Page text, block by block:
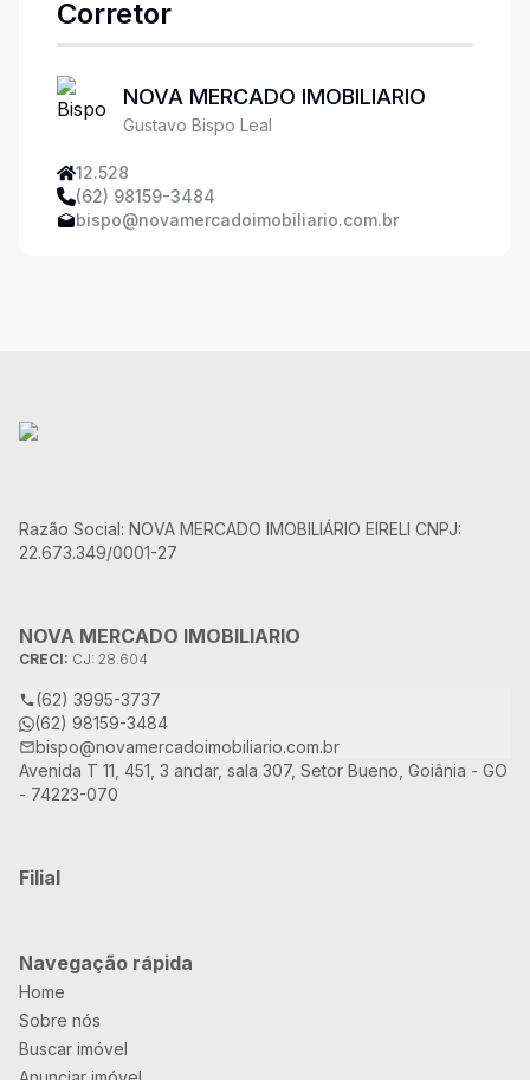
Corretor
NOVA MERCADO IMOBILIARIO
Gustavo Bispo Leal
12.528
(62) 98159-3484
bispo@novamercadoimobiliario.com.br
Razão Social: NOVA MERCADO IMOBILIÁRIO EIRELI CNPJ:
22.673.349/0001-27
NOVA MERCADO IMOBILIARIO
CRECI: CJ: 28.604
(62) 3995-3737
(62) 98159-3484
bispo@novamercadoimobiliario.com.br
Avenida T 11, 451, 3 andar, sala 307, Setor Bueno, Goiânia - GO
- 74223-070
Filial
Navegação rápida
Home
Sobre nós
Buscar imóvel